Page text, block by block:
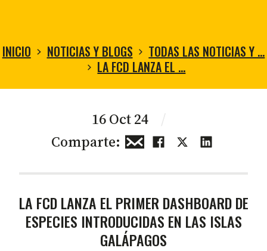
INICIO NOTICIAS Y BLOGS
TODAS LAS NOTICIAS Y …
LA FCD LANZA EL …
16 Oct 24
Comparte:
LA FCD LANZA EL PRIMER DASHBOARD DE
ESPECIES INTRODUCIDAS EN LAS ISLAS
GALÁPAGOS